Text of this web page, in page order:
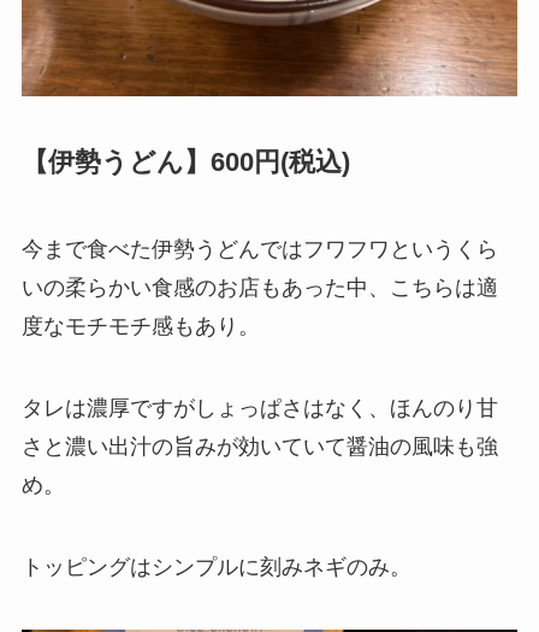
【伊勢うどん】600円(税込)
今まで食べた伊勢うどんではフワフワというくら
いの柔らかい食感のお店もあった中、こちらは適
度なモチモチ感もあり。
タレは濃厚ですがしょっぱさはなく、ほんのり甘
さと濃い出汁の旨みが効いていて醤油の風味も強
め。
トッピングはシンプルに刻みネギのみ。